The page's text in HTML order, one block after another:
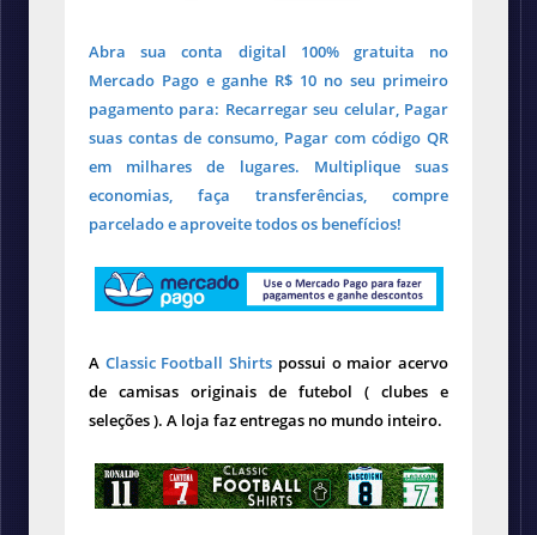
Abra sua conta digital 100% gratuita no
Mercado Pago e ganhe R$ 10 no seu primeiro
pagamento para: Recarregar seu celular, Pagar
suas contas de consumo, Pagar com código QR
em milhares de lugares. Multiplique suas
economias, faça transferências, compre
parcelado e aproveite todos os benefícios!
A Classic Football Shirts possui o maior acervo
de camisas originais de futebol ( clubes e
seleções ). A loja faz entregas no mundo inteiro.